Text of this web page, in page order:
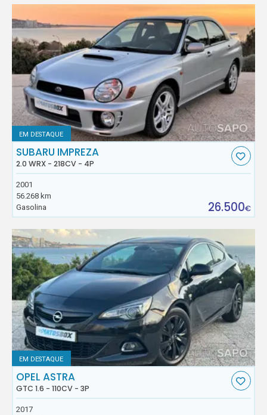
EM DESTAQUE
SUBARU IMPREZA
2.0 WRX - 218CV - 4P
2001
56.268 km
Gasolina
26.500€
EM DESTAQUE
OPEL ASTRA
GTC 1.6 - 110CV - 3P
2017